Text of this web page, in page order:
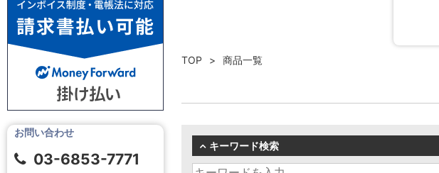
お問い合わせ
03-6853-7771
TOP 商品一覧
キーワード検索